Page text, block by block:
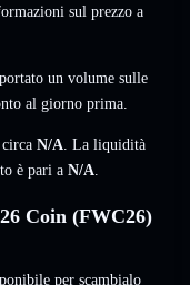
sul prezzo a
un volume sulle
al giorno prima.
N/A. La liquidità
è pari a N/A.
Coin (FWC26)
per scambialo